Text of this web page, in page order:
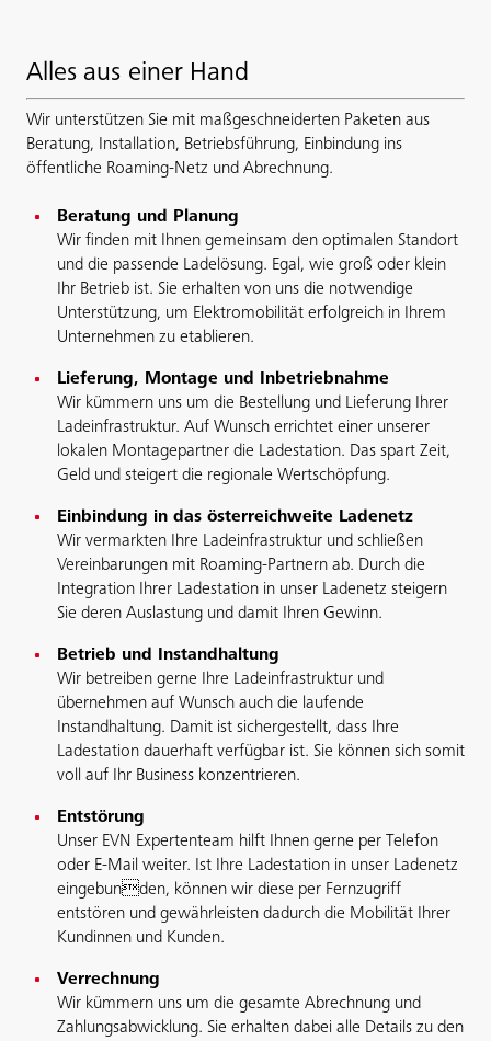
Alles aus einer Hand
Wir unterstützen Sie mit maßgeschneiderten Paketen aus
Beratung, Installation, Betriebsführung, Einbindung ins
öffentliche Roaming-Netz und Abrechnung.
Beratung und Planung
Wir finden mit Ihnen gemeinsam den optimalen Standort
und die passende Ladelösung. Egal, wie groß oder klein
Ihr Betrieb ist. Sie erhalten von uns die notwendige
Unterstützung, um Elektromobilität erfolgreich in Ihrem
Unternehmen zu etablieren.
Lieferung, Montage und Inbetriebnahme
Wir kümmern uns um die Bestellung und Lieferung Ihrer
Ladeinfrastruktur. Auf Wunsch errichtet einer unserer
lokalen Montagepartner die Ladestation. Das spart Zeit,
Geld und steigert die regionale Wertschöpfung.
Einbindung in das österreichweite Ladenetz
Wir vermarkten Ihre Ladeinfrastruktur und schließen
Vereinbarungen mit Roaming-Partnern ab. Durch die
Integration Ihrer Ladestation in unser Ladenetz steigern
Sie deren Auslastung und damit Ihren Gewinn.
Betrieb und Instandhaltung
Wir betreiben gerne Ihre Ladeinfrastruktur und
übernehmen auf Wunsch auch die laufende
Instandhaltung. Damit ist sichergestellt, dass Ihre
Ladestation dauerhaft verfügbar ist. Sie können sich somit
voll auf Ihr Business konzentrieren.
Entstörung
Unser EVN Expertenteam hilft Ihnen gerne per Telefon
oder E-Mail weiter. Ist Ihre Ladestation in unser Ladenetz
eingebunden, können wir diese per Fernzugriff
entstören und gewährleisten dadurch die Mobilität Ihrer
Kundinnen und Kunden.
Verrechnung
Wir kümmern uns um die gesamte Abrechnung und
Zahlungsabwicklung. Sie erhalten dabei alle Details zu den